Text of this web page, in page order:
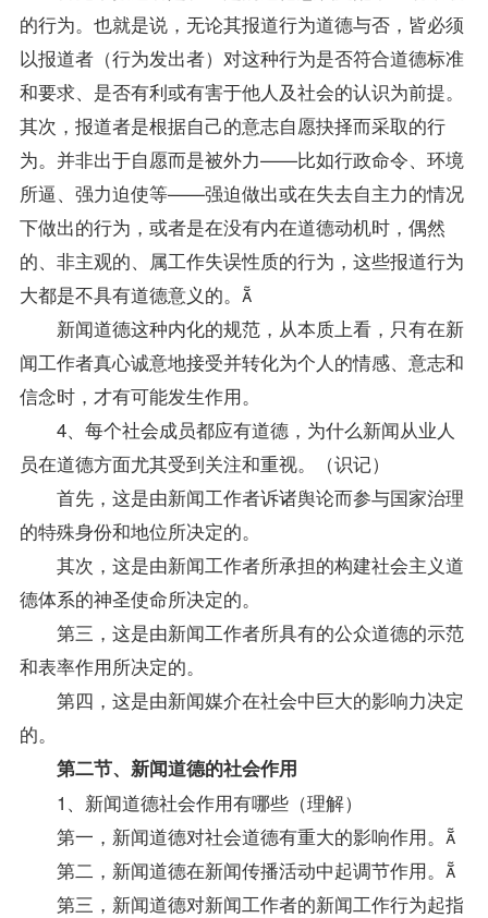
的行为。也就是说，无论其报道行为道德与否，皆必须
以报道者（行为发出者）对这种行为是否符合道德标准
和要求、是否有利或有害于他人及社会的认识为前提。
其次，报道者是根据自己的意志自愿抉择而采取的行
为。并非出于自愿而是被外力——比如行政命令、环境
所逼、强力迫使等——强迫做出或在失去自主力的情况
下做出的行为，或者是在没有内在道德动机时，偶然
的、非主观的、属工作失误性质的行为，这些报道行为
大都是不具有道德意义的。
新闻道德这种内化的规范，从本质上看，只有在新
闻工作者真心诚意地接受并转化为个人的情感、意志和
信念时，才有可能发生作用。
4、每个社会成员都应有道德，为什么新闻从业人
员在道德方面尤其受到关注和重视。（识记）
首先，这是由新闻工作者诉诸舆论而参与国家治理
的特殊身份和地位所决定的。
其次，这是由新闻工作者所承担的构建社会主义道
德体系的神圣使命所决定的。
第三，这是由新闻工作者所具有的公众道德的示范
和表率作用所决定的。
第四，这是由新闻媒介在社会中巨大的影响力决定
的。
第二节、新闻道德的社会作用
1、新闻道德社会作用有哪些（理解）
第一，新闻道德对社会道德有重大的影响作用。
第二，新闻道德在新闻传播活动中起调节作用。
第三，新闻道德对新闻工作者的新闻工作行为起指